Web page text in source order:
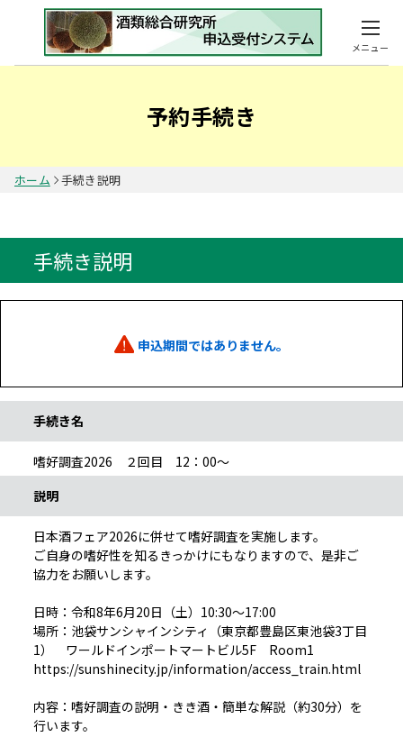
メニュー
予約手続き
ホーム 手続き説明
手続き説明
申込期間ではありません。
手続き名
嗜好調査2026 ２回目 12：00～
説明
日本酒フェア2026に併せて嗜好調査を実施します。
ご自身の嗜好性を知るきっかけにもなりますので、是非ご
協力をお願いします。
日時：令和8年6月20日（土）10:30～17:00
場所：池袋サンシャインシティ（東京都豊島区東池袋3丁目
1） ワールドインポートマートビル5F Room1
https://sunshinecity.jp/information/access_train.html
内容：嗜好調査の説明・きき酒・簡単な解説（約30分）を
行います。